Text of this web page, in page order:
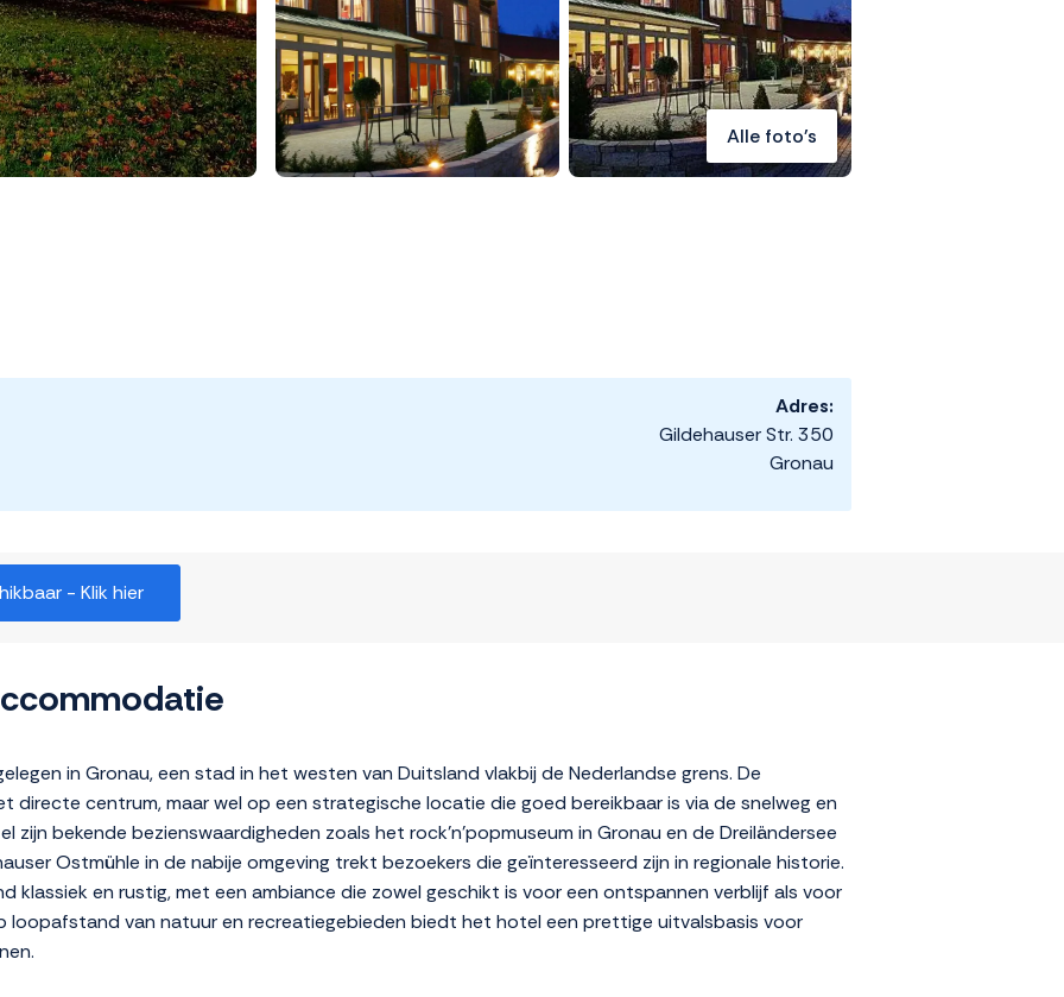
Alle foto's
Adres:
Gildehauser Str. 350
Gronau
- Klik hier
in Gronau, een stad in het westen van Duitsland vlakbij de Nederlandse grens. De
directe centrum, maar wel op een strategische locatie die goed bereikbaar is via de snelweg en
zijn bekende bezienswaardigheden zoals het rock'n'popmuseum in Gronau en de Dreiländersee
Ostmühle in de nabije omgeving trekt bezoekers die geïnteresseerd zijn in regionale historie.
klassiek en rustig, met een ambiance die zowel geschikt is voor een ontspannen verblijf als voor
loopafstand van natuur en recreatiegebieden biedt het hotel een prettige uitvalsbasis voor